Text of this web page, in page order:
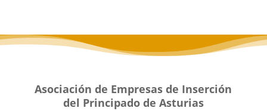
Asociación de Empresas de Inserción
del Principado de Asturias